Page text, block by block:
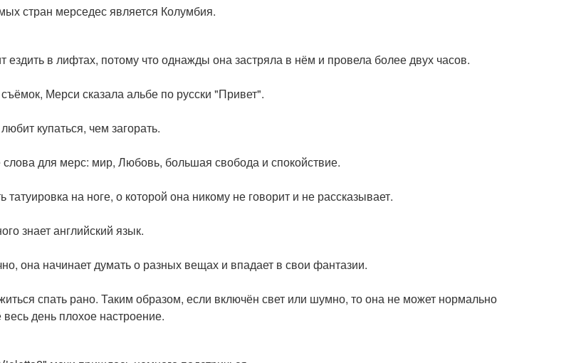
стран мерседес является Колумбия.
ездить в лифтах, потому что однажды она застряла в нём и провела более двух часов.
Мерси сказала альбе по русски "Привет".
купаться, чем загорать.
для мерс: мир, Любовь, большая свобода и спокойствие.
татуировка на ноге, о которой она никому не говорит и не рассказывает.
знает английский язык.
она начинает думать о разных вещах и впадает в свои фантазии.
спать рано. Таким образом, если включён свет или шумно, то она не может нормально
день плохое настроение.